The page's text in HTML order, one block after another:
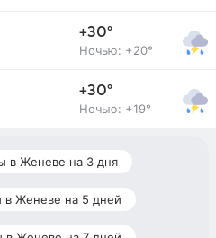
+30°
Ночью: +20°
+30°
Ночью: +19°
в Женеве на 3 дня
в Женеве на 5 дней